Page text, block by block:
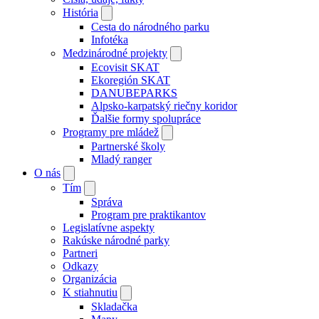
História
Cesta do národného parku
Infotéka
Medzinárodné projekty
Ecovisit SKAT
Ekoregión SKAT
DANUBEPARKS
Alpsko-karpatský riečny koridor
Ďalšie formy spolupráce
Programy pre mládež
Partnerské školy
Mladý ranger
O nás
Tím
Správa
Program pre praktikantov
Legislatívne aspekty
Rakúske národné parky
Partneri
Odkazy
Organizácia
K stiahnutiu
Skladačka